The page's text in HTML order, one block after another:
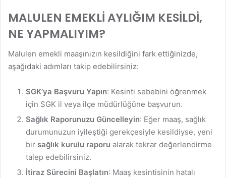
MALULEN EMEKLİ AYLIĞIM KESİLDİ,
NE YAPMALIYIM?
Malulen emekli maaşınızın kesildiğini fark ettiğinizde,
aşağıdaki adımları takip edebilirsiniz:
SGK’ya Başvuru Yapın: Kesinti sebebini öğrenmek
için SGK il veya ilçe müdürlüğüne başvurun.
Sağlık Raporunuzu Güncelleyin: Eğer maaş, sağlık
durumunuzun iyileştiği gerekçesiyle kesildiyse, yeni
bir sağlık kurulu raporu alarak tekrar değerlendirme
talep edebilirsiniz.
İtiraz Sürecini Başlatın: Maaş kesintisinin hatalı